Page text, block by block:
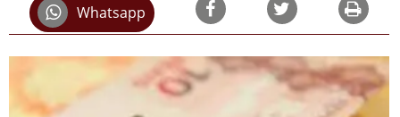
Whatsapp